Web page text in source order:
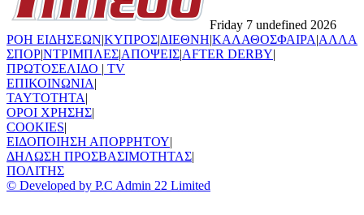
Friday 7 undefined 2026
ΡΟΗ ΕΙΔΗΣΕΩΝ|ΚΥΠΡΟΣ|ΔΙΕΘΝΗ|ΚΑΛΑΘΟΣΦΑΙΡΑ|ΑΛΛΑ
ΣΠΟΡ|ΝΤΡΙΜΠΛΕΣ|ΑΠΟΨΕΙΣ|AFTER DERBY|
ΠΡΩΤΟΣΕΛΙΔΟ | TV
ΕΠΙΚΟΙΝΩΝΙΑ|
TAYTOTHTA|
ΟΡΟΙ ΧΡΗΣΗΣ|
COOKIES|
ΕΙΔΟΠΟΙΗΣΗ ΑΠΟΡΡΗΤΟΥ|
ΔΗΛΩΣΗ ΠΡΟΣΒΑΣΙΜΟΤΗΤΑΣ|
ΠΟΛΙΤΗΣ
© Developed by P.C Admin 22 Limited